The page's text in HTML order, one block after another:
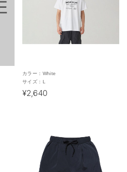
カラー： White
サイズ： L
¥2,640